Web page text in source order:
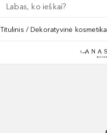
Titulinis Dekoratyvinė kosmetika